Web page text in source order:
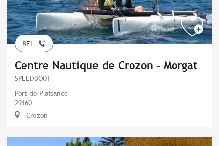
BEL
Centre Nautique de Crozon - Morgat
SPEEDBOOT
Port de Plaisance
29160
Crozon